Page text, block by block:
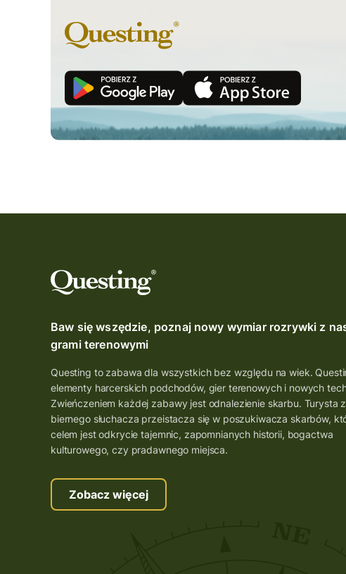
Baw się wszędzie, poznaj nowy wymiar rozrywki z
grami terenowymi
Questing to zabawa dla wszystkich bez względu na wiek.
elementy harcerskich podchodów, gier terenowych i nowych
Zwieńczeniem każdej zabawy jest odnalezienie skarbu. Turysta z
biernego słuchacza przeistacza się w poszukiwacza skarbów,
celem jest odkrycie tajemnic, zapomnianych historii, bogactwa
kulturowego, czy pradawnego miejsca.
Zobacz więcej